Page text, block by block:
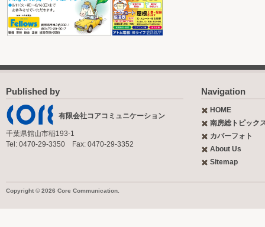
Published by
有限会社コアコミュニケーション
千葉県館山市稲193-1
Tel: 0470-29-3350 Fax: 0470-29-3352
Navigation
HOME
南房総トピック
カバーフォト
About Us
Sitemap
Copyright © 2026 Core Communication.